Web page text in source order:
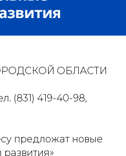
ОБЛАСТИ
(831) 419-40-98,
предложат новые